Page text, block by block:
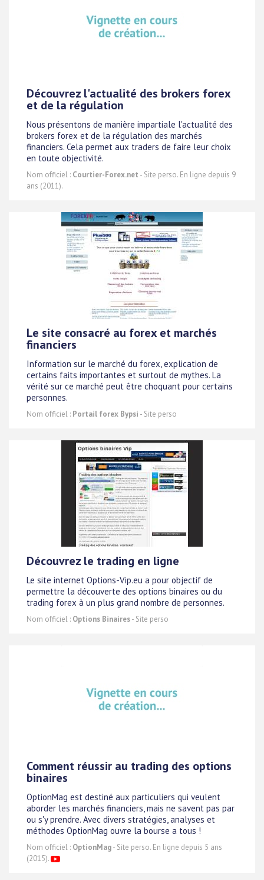
Découvrez l'actualité des brokers forex
et de la régulation
Nous présentons de manière impartiale l'actualité des
brokers forex et de la régulation des marchés
financiers. Cela permet aux traders de faire leur choix
en toute objectivité.
Nom officiel : Courtier-Forex.net - Site perso. En ligne depuis 9
ans (2011).
Le site consacré au forex et marchés
financiers
Information sur le marché du forex, explication de
certains faits importantes et surtout de mythes. La
vérité sur ce marché peut être choquant pour certains
personnes.
Nom officiel : Portail forex Bypsi - Site perso
Découvrez le trading en ligne
Le site internet Options-Vip.eu a pour objectif de
permettre la découverte des options binaires ou du
trading forex à un plus grand nombre de personnes.
Nom officiel : Options Binaires- Site perso
Comment réussir au trading des options
binaires
OptionMag est destiné aux particuliers qui veulent
aborder les marchés financiers, mais ne savent pas par
ou s'y prendre. Avec divers stratégies, analyses et
méthodes OptionMag ouvre la bourse a tous !
Nom officiel : OptionMag- Site perso. En ligne depuis 5 ans
(2015).